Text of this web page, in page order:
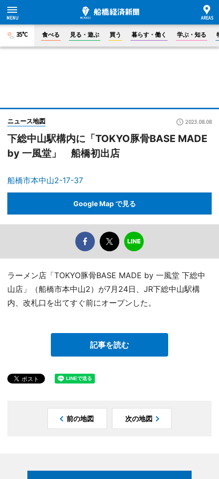
35°C 食べる 見る・遊ぶ 買う 暮らす・働く 学ぶ・知る
ニュース地図 2023.08.08
下総中山駅構内に「TOKYO豚骨BASE MADE
by 一風堂」 船橋初出店
船橋市本中山2-17-37
Google Map で見る
ラーメン店「TOKYO豚骨BASE MADE by 一風堂 下総中
山店」（船橋市本中山2）が7月24日、JR下総中山駅構
内、改札口を出てすぐ前にオープンした。
記事を読む
前の地図 次の地図